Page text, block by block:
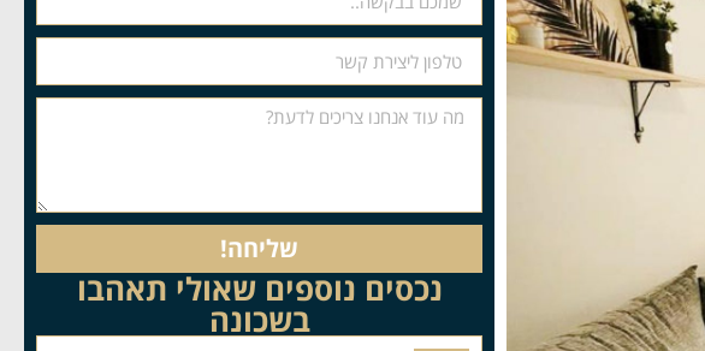
שליחה!
נכסים נוספים שאולי תאהבו
בשכונה